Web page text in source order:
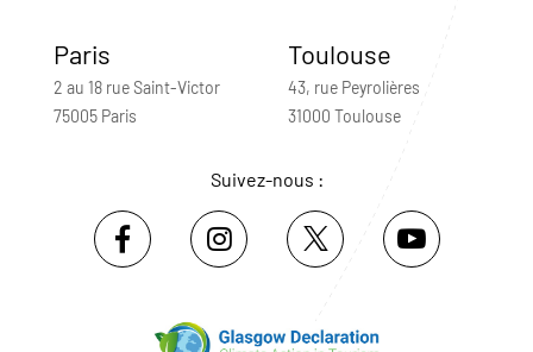
Paris
2 au 18 rue Saint-Victor
75005 Paris
Toulouse
43, rue Peyrolières
31000 Toulouse
Suivez-nous :